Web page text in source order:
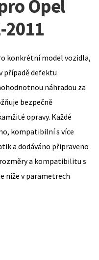
Opel
2011
konkrétní model vozidla,
případě defektu
náhradou za
bezpečně
opravy. Každé
kompatibilní s více
a dodáváno připraveno
a kompatibilitu s
níže v parametrech